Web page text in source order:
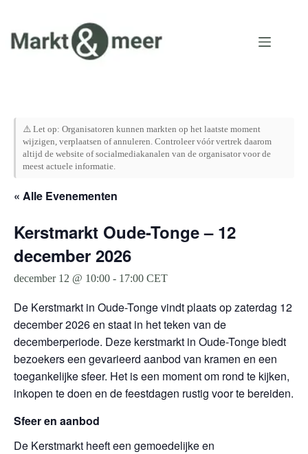
inhoud
⚠️ Let op: Organisatoren kunnen markten op het laatste moment
wijzigen, verplaatsen of annuleren. Controleer vóór vertrek daarom
altijd de website of socialmediakanalen van de organisator voor de
meest actuele informatie.
« Alle Evenementen
Kerstmarkt Oude-Tonge – 12
december 2026
december 12 @ 10:00 - 17:00 CET
De Kerstmarkt in Oude-Tonge vindt plaats op zaterdag 12
december 2026 en staat in het teken van de
decemberperiode. Deze kerstmarkt in Oude-Tonge biedt
bezoekers een gevarieerd aanbod van kramen en een
toegankelijke sfeer. Het is een moment om rond te kijken,
inkopen te doen en de feestdagen rustig voor te bereiden.
Sfeer en aanbod
De Kerstmarkt heeft een gemoedelijke en